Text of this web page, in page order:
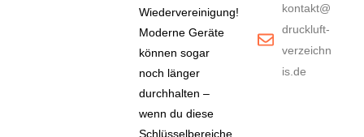
Wiedervereinigung!
Moderne Geräte
können sogar
noch länger
durchhalten –
wenn du diese
Schlüsselbereiche
kontakt@
druckluft-
verzeichn
is.de